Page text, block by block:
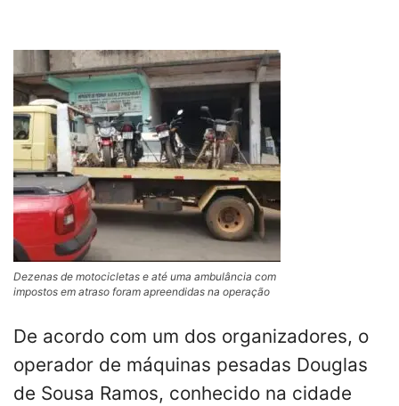
Dezenas de motocicletas e até uma ambulância com
impostos em atraso foram apreendidas na operação
De acordo com um dos organizadores, o
operador de máquinas pesadas Douglas
de Sousa Ramos, conhecido na cidade